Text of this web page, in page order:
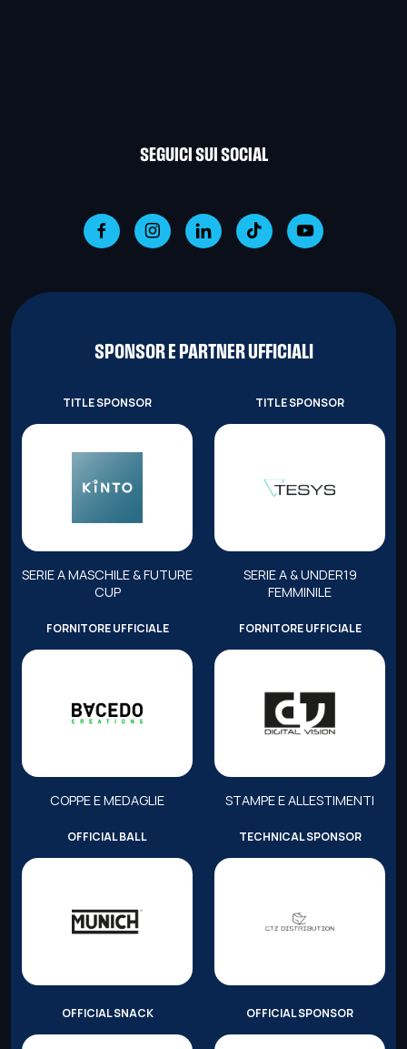
SEGUICI SUI SOCIAL
SPONSOR E PARTNER UFFICIALI
TITLE SPONSOR
SERIE A MASCHILE & FUTURE
CUP
TITLE SPONSOR
SERIE A & UNDER19
FEMMINILE
FORNITORE UFFICIALE
COPPE E MEDAGLIE
FORNITORE UFFICIALE
STAMPE E ALLESTIMENTI
OFFICIAL BALL TECHNICAL SPONSOR
OFFICIAL SNACK OFFICIAL SPONSOR